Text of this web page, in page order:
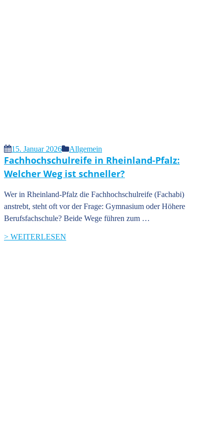
15. Januar 2026 Allgemein
Fachhochschulreife in Rheinland-Pfalz:
Welcher Weg ist schneller?
Wer in Rheinland-Pfalz die Fachhochschulreife (Fachabi)
anstrebt, steht oft vor der Frage: Gymnasium oder Höhere
Berufsfachschule? Beide Wege führen zum …
> WEITERLESEN